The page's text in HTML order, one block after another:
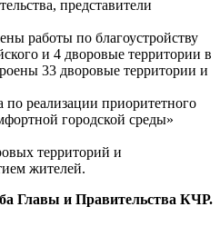
представители
работы по благоустройству
и 4 дворовые территории в
33 дворовые территории и
по реализации приоритетного
городской среды»
территорий и
жителей.
Главы и Правительства КЧР.